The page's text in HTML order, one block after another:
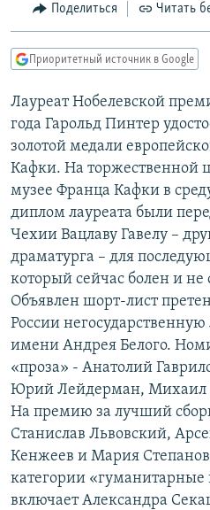
РАСПИСАНИЕ ВЕЩАНИЯ
ПОДПИШИТЕСЬ НА
СОЦИАЛЬНЫЕ СЕТИ
Все сайты РСЕ/РС
Поделиться Читать
Приоритетный источник в Google
Лауреат Нобелевской
года Гарольд Пинтер
золотой медали
Кафки. На торжественной
музее Франца Кафки в
диплом лауреата были
Чехии Вацлаву Гавелу –
драматурга – для
который сейчас болен и не
Объявлен шорт-лист
России
имени Андрея Белого.
«проза» - Анатолий
Юрий Лейдерман,
На премию за лучший
Станислав Львовский,
Кенжеев и Мария
категории «гуманитарные
включает Александра